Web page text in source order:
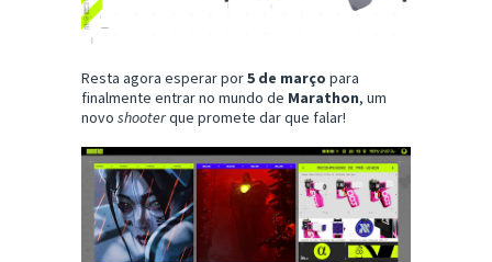
Resta agora esperar por5 de março para
finalmente entrar no mundo de Marathon, um
novo shooterque promete dar que falar!